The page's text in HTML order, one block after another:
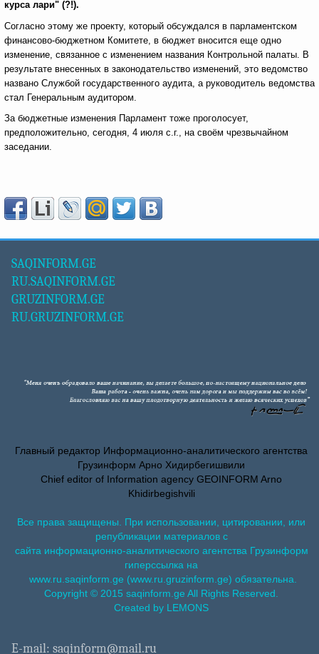
курса лари" (?!).
Согласно этому же проекту, который обсуждался в парламентском
финансово-бюджетном Комитете, в бюджет вносится еще одно
изменение, связанное с изменением названия Контрольной палаты. В
результате внесенных в законодательство изменений, это ведомство
названо Службой государственного аудита, а руководитель ведомства
стал Генеральным аудитором.
За бюджетные изменения Парламент тоже проголосует,
предположительно, сегодня, 4 июля с.г., на своём чрезвычайном
заседании.
SAQINFORM.GE
RU.SAQINFORM.GE
GRUZINFORM.GE
RU.GRUZINFORM.GE
Главный редактор Информационно-аналитического агентства
Грузинформ Арно Хидирбегишвили
Chief editor of Information agency GEOINFORM Arno
Khidirbegishvili
Все права защищены. При использовании, цитировании, или
републикации материалов с
сайта информационно-аналитического агентства Грузинформ
гиперссылка на
www.ru.saqinform.ge (www.ru.gruzinform.ge) обязательна.
Copyright © 2015 saqinform.ge All Rights Reserved.
Created by LEMONS
E-mail: saqinform@mail.ru